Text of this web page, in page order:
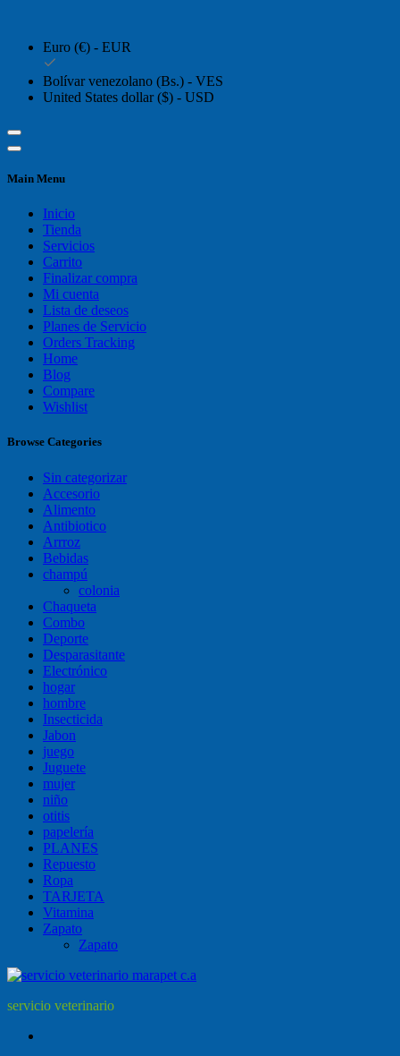
Euro (€) - EUR
Bolívar venezolano (Bs.) - VES
United States dollar ($) - USD
Main Menu
Inicio
Tienda
Servicios
Carrito
Finalizar compra
Mi cuenta
Lista de deseos
Planes de Servicio
Orders Tracking
Home
Blog
Compare
Wishlist
Browse Categories
Sin categorizar
Accesorio
Alimento
Antibiotico
Arrroz
Bebidas
champú
colonia
Chaqueta
Combo
Deporte
Desparasitante
Electrónico
hogar
hombre
Insecticida
Jabon
juego
Juguete
mujer
niño
otitis
papelería
PLANES
Repuesto
Ropa
TARJETA
Vitamina
Zapato
Zapato
servicio veterinario